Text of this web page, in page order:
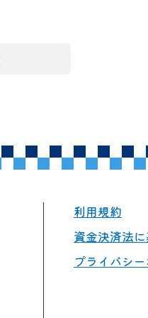
利用規約
資金決済法
プライバシ